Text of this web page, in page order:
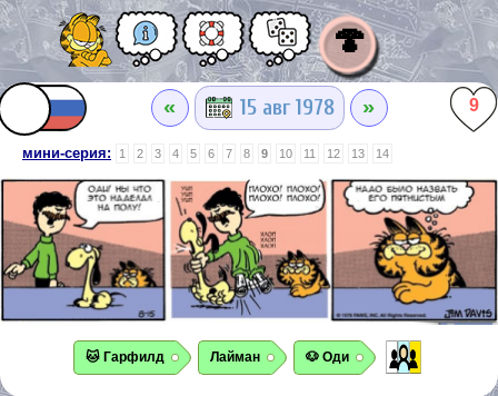
🍄
« 15 авг 1978 » 9
мини-серия: 1 2 3 4 5 6 7 8 9 10 11 12 13 14
🐱 Гарфилд Лайман 🐶 Оди